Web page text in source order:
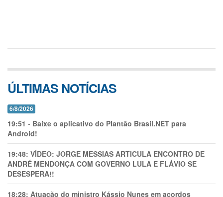
ÚLTIMAS NOTÍCIAS
6/8/2026
19:51 - Baixe o aplicativo do Plantão Brasil.NET para
Android!
19:48: VÍDEO: JORGE MESSIAS ARTICULA ENCONTRO DE
ANDRÉ MENDONÇA COM GOVERNO LULA E FLÁVIO SE
DESESPERA!!
18:28: Atuação do ministro Kássio Nunes em acordos